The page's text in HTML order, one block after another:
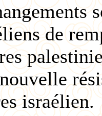
de
israélien.